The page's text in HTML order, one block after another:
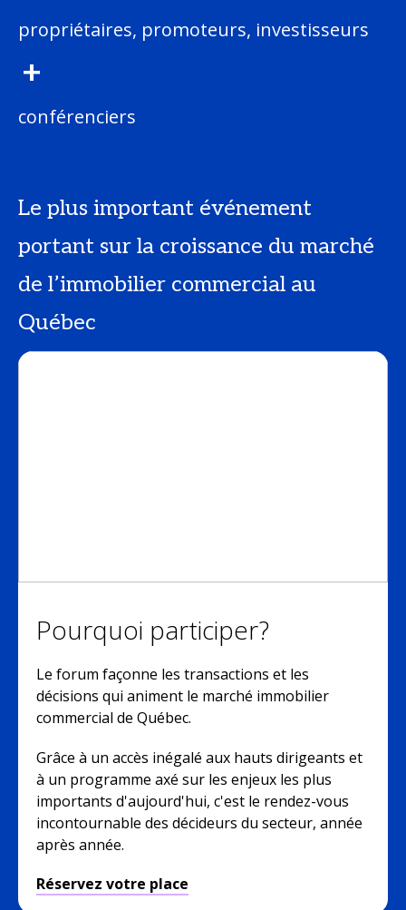
propriétaires, promoteurs, investisseurs
+
conférenciers
Le plus important événement
portant sur la croissance du marché
de l’immobilier commercial au
Québec
Pourquoi participer?
Le forum façonne les transactions et les
décisions qui animent le marché immobilier
commercial de Québec.
Grâce à un accès inégalé aux hauts dirigeants et
à un programme axé sur les enjeux les plus
importants d'aujourd'hui, c'est le rendez-vous
incontournable des décideurs du secteur, année
après année.
Réservez votre place